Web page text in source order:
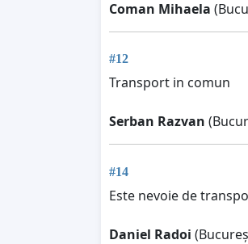
Coman Mihaela
#12
Transport in comun
Serban Razvan
#14
Este nevoie de
Daniel Radoi